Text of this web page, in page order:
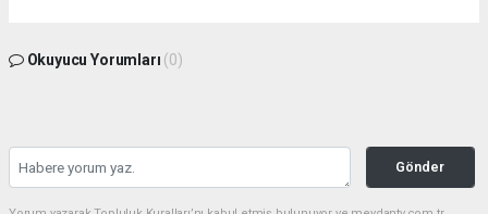
Okuyucu Yorumları (0)
Gönder